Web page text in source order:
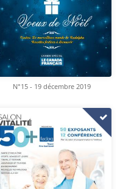
N°15 - 19 décembre 2019